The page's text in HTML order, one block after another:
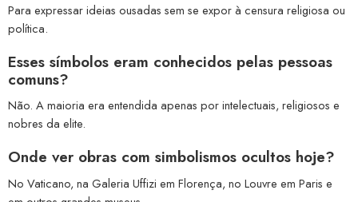
Para expressar ideias ousadas sem se expor à censura religiosa ou
política.
Esses símbolos eram conhecidos pelas pessoas
comuns?
Não. A maioria era entendida apenas por intelectuais, religiosos e
nobres da elite.
Onde ver obras com simbolismos ocultos hoje?
No Vaticano, na Galeria Uffizi em Florença, no Louvre em Paris e